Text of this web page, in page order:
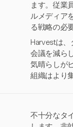
ます。従業
ルメディア
る戦略の必
Harvestは
会議を減ら
気晴らしが
組織はより
不十分なタ